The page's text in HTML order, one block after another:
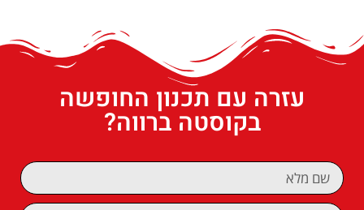
עזרה עם תכנון החופשה
בקוסטה ברווה?